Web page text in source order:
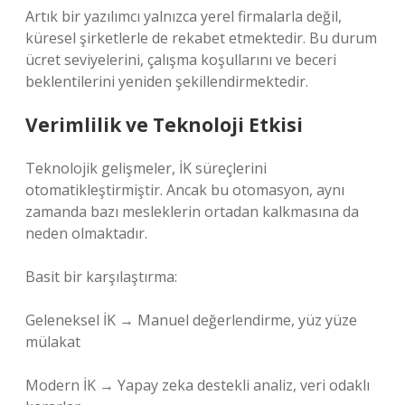
Artık bir yazılımcı yalnızca yerel firmalarla değil,
küresel şirketlerle de rekabet etmektedir. Bu durum
ücret seviyelerini, çalışma koşullarını ve beceri
beklentilerini yeniden şekillendirmektedir.
Verimlilik ve Teknoloji Etkisi
Teknolojik gelişmeler, İK süreçlerini
otomatikleştirmiştir. Ancak bu otomasyon, aynı
zamanda bazı mesleklerin ortadan kalkmasına da
neden olmaktadır.
Basit bir karşılaştırma:
Geleneksel İK → Manuel değerlendirme, yüz yüze
mülakat
Modern İK → Yapay zeka destekli analiz, veri odaklı